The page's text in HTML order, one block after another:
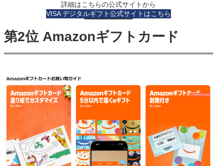
詳細はこちらの公式サイトから
VISA デジタルギフト公式サイトはこちら
第2位 Amazonギフトカード